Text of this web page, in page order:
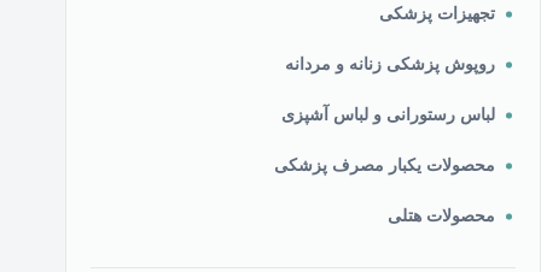
تجهیزات پزشکی
روپوش پزشکی زنانه و مردانه
لباس رستورانی و لباس آشپزی
محصولات یکبار مصرف پزشکی
محصولات هتلی